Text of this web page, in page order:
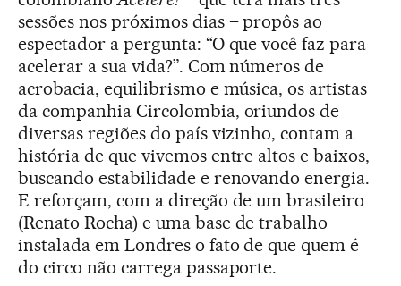
sessões nos próximos dias – propôs ao
espectador a pergunta: “O que você faz para
acelerar a sua vida?”. Com números de
acrobacia, equilibrismo e música, os artistas
da companhia Circolombia, oriundos de
diversas regiões do país vizinho, contam a
história de que vivemos entre altos e baixos,
buscando estabilidade e renovando energia.
E reforçam, com a direção de um brasileiro
(Renato Rocha) e uma base de trabalho
instalada em Londres o fato de que quem é
do circo não carrega passaporte.